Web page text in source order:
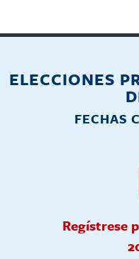
ELECCIONES
FECHAS
Regístrese